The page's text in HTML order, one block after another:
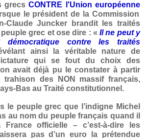
grecsCONTRE l'Union européenne
le président de la Commission
Claude Juncker brandit les traités
grec et ose dire : «Il ne peut y
contre les traités
ainsi la véritable nature de
qui se fout du choix des
avait déjà pu le constater à partir
des NON massif français,
Bas au Traité constitutionnel.
le peuple grec que l’indigne Michel
au nom du peuple français quand il
officielle – c’est-à-dire les
pas d’un euro la prétendue